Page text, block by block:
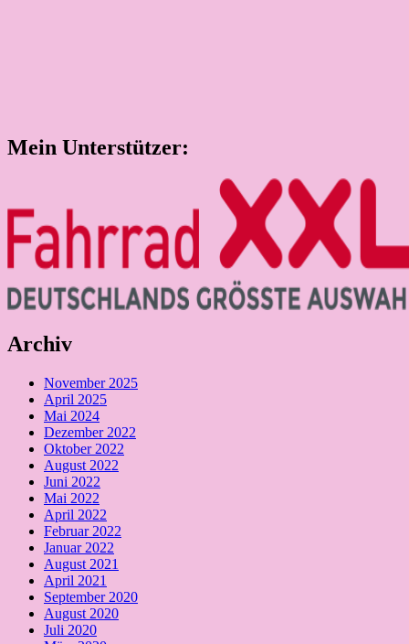
Mein Unterstützer:
Archiv
November 2025
April 2025
Mai 2024
Dezember 2022
Oktober 2022
August 2022
Juni 2022
Mai 2022
April 2022
Februar 2022
Januar 2022
August 2021
April 2021
September 2020
August 2020
Juli 2020